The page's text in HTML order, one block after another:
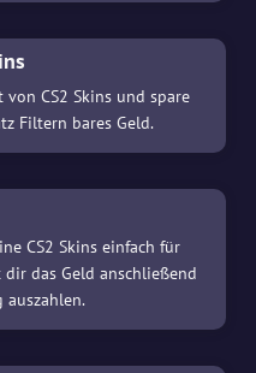
CS2 Skins und spare
Filtern bares Geld.
CS2 Skins einfach für
das Geld anschließend
auszahlen.